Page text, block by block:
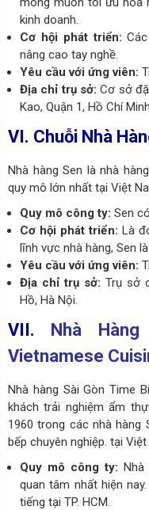
kinh doanh.
Cơ hội phát triển:
nâng cao tay nghề.
Yêu cầu với ứng viên:
Địa chỉ trụ sở:Cơ sở
Kao, Quận 1, Hồ Chí Minh.
VI. Chuỗi Nhà
Nhà hàng Sen là nhà
quy mô lớn nhất tại Việt
Quy mô công ty: Sen
Cơ hội phát triển: Là
lĩnh vực nhà hàng, Sen
Yêu cầu với ứng viên:
Địa chỉ trụ sở: Trụ sở
Hồ, Hà Nội.
VII. Nhà
Vietnamese
Nhà hàng Sài Gòn Time
khách trải nghiệm ẩm
1960 trong các nhà hàng
bếp chuyên nghiệp. tại Việt
Quy mô công ty:
quan tâm nhất hiện
tiếng tại TP. HCM.